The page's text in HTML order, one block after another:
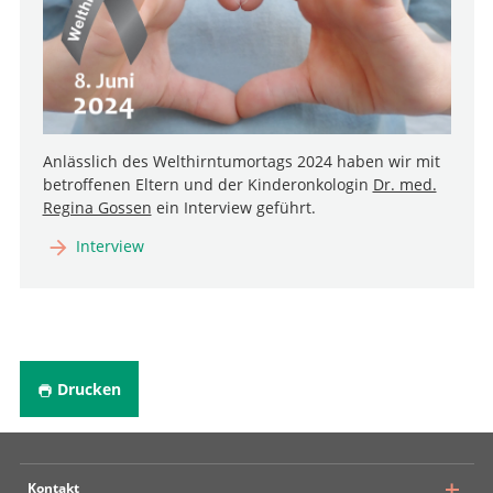
Anlässlich des Welthirntumortags 2024 haben wir mit
betroffenen Eltern und der Kinderonkologin Dr. med.
Regina Gossen ein Interview geführt.
Interview
Drucken
Kontakt